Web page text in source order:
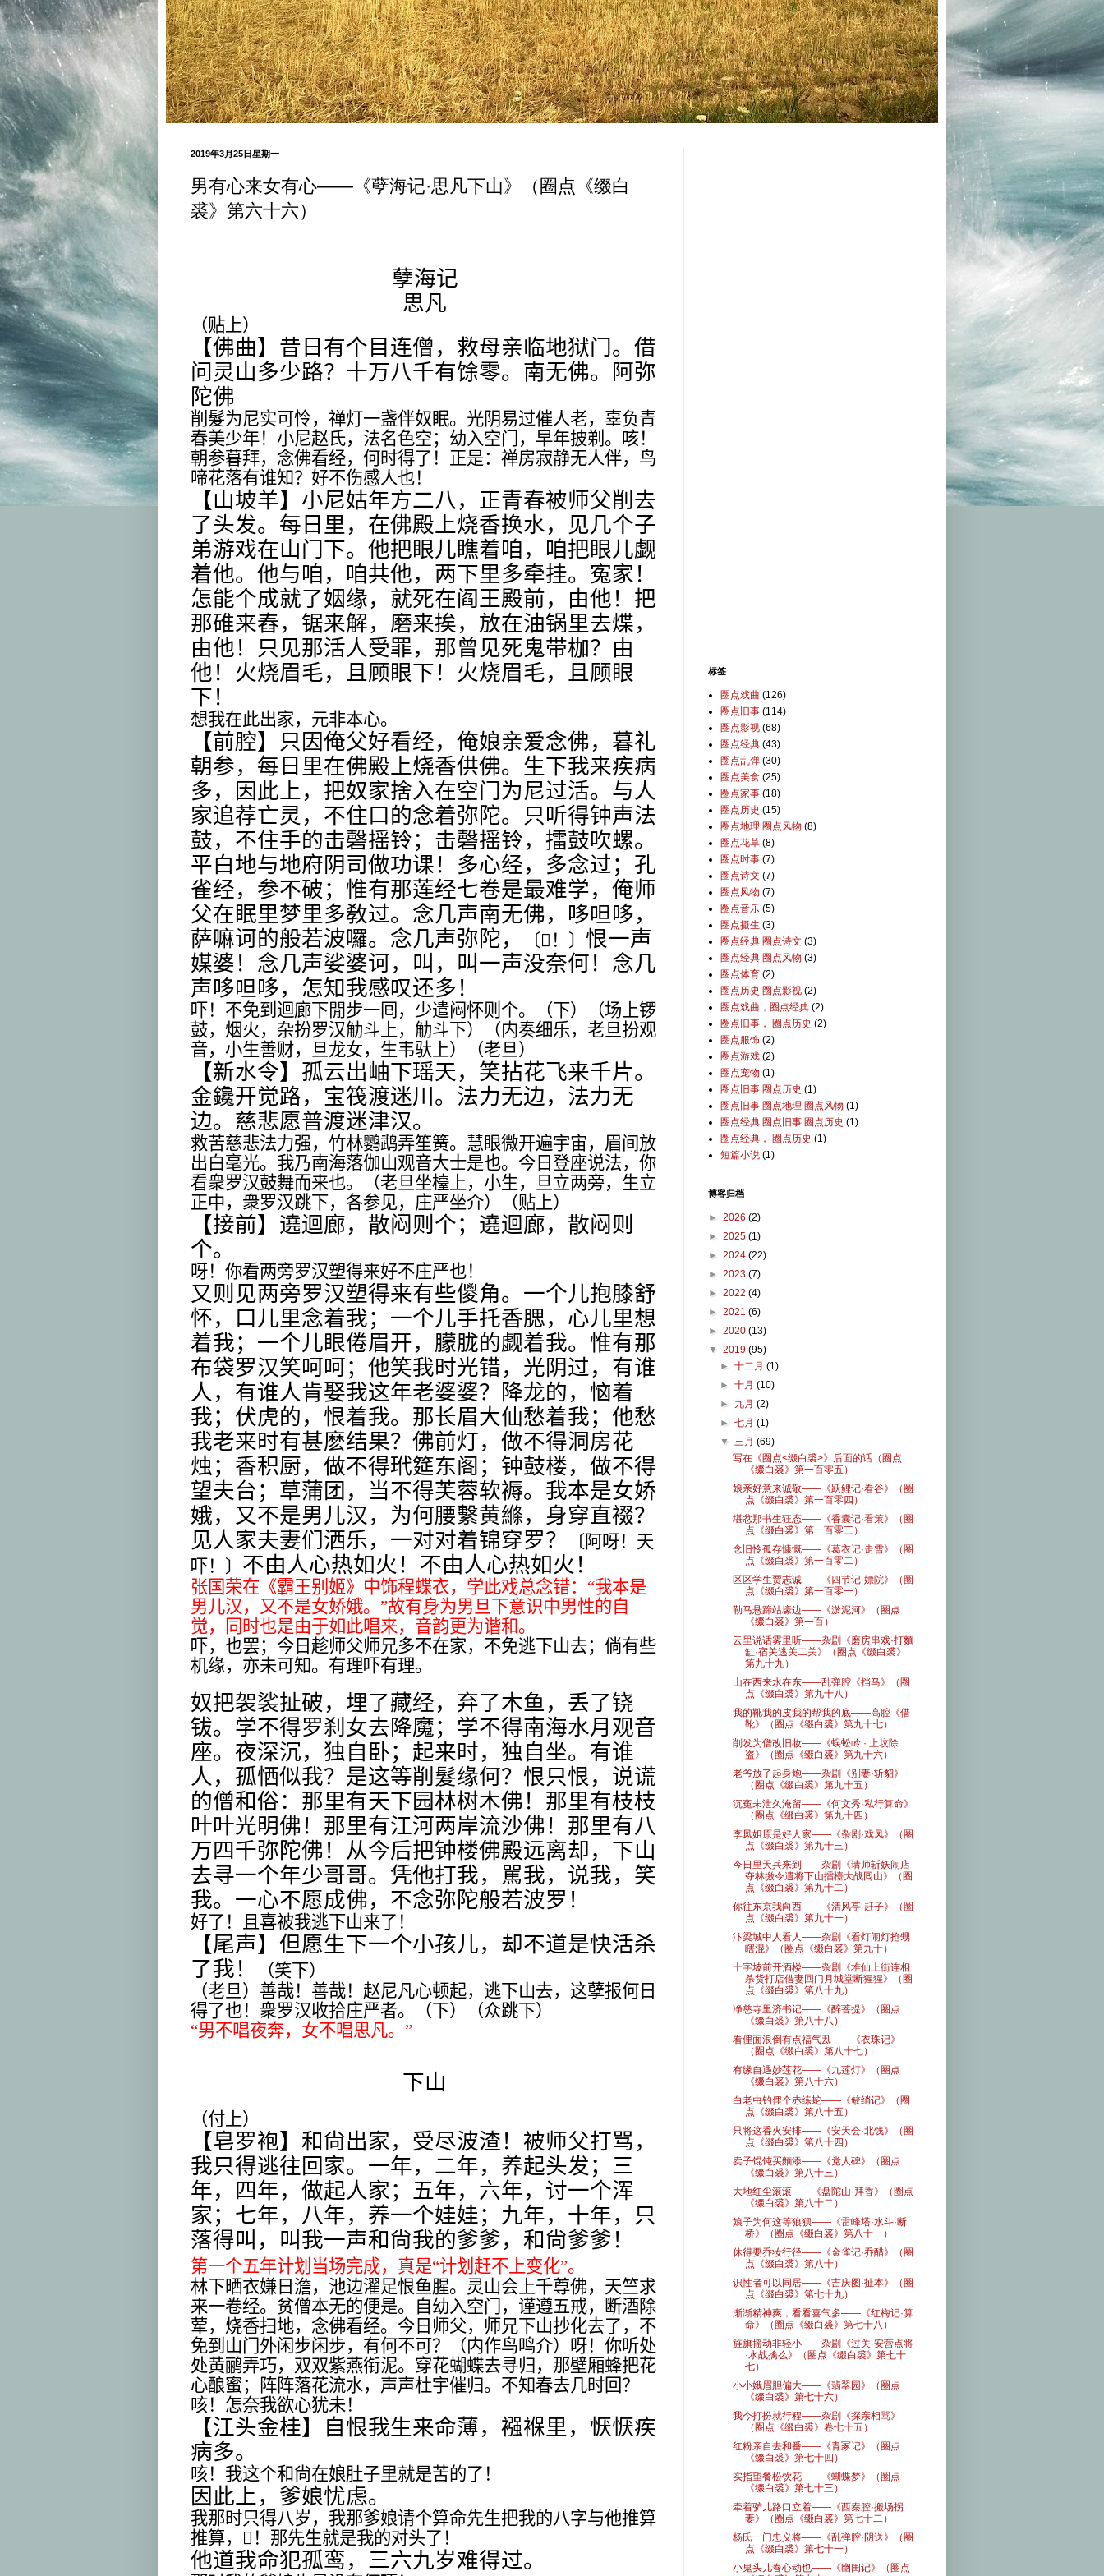
2019年3月25日星期一
男有心来女有心——《孽海记·思凡下山》（圈点《缀白
裘》第六十六）
孽海记
思凡
（贴上）
【佛曲】昔日有个目连僧，救母亲临地狱门。借
问灵山多少路？十万八千有馀零。南无佛。阿弥
陀佛
削髮为尼实可怜，禅灯一盏伴奴眠。光阴易过催人老，辜负青
春美少年！小尼赵氏，法名色空；幼入空门，早年披剃。咳！
朝参暮拜，念佛看经，何时得了！正是：禅房寂静无人伴，鸟
啼花落有谁知？好不伤感人也！
【山坡羊】小尼姑年方二八，正青春被师父削去
了头发。每日里，在佛殿上烧香换水，见几个子
弟游戏在山门下。他把眼儿瞧着咱，咱把眼儿觑
着他。他与咱，咱共他，两下里多牵挂。寃家！
怎能个成就了姻缘，就死在阎王殿前，由他！把
那碓来舂，锯来解，磨来挨，放在油锅里去煠，
由他！只见那活人受罪，那曾见死鬼带枷？由
他！火烧眉毛，且顾眼下！火烧眉毛，且顾眼
下！
想我在此出家，元非本心。
【前腔】只因俺父好看经，俺娘亲爱念佛，暮礼
朝参，每日里在佛殿上烧香供佛。生下我来疾病
多，因此上，把奴家捨入在空门为尼过活。与人
家追荐亡灵，不住口的念着弥陀。只听得钟声法
鼓，不住手的击磬摇铃；击磬摇铃，擂鼓吹螺。
平白地与地府阴司做功课！多心经，多念过；孔
雀经，参不破；惟有那莲经七卷是最难学，俺师
父在眠里梦里多敎过。念几声南无佛，哆呾哆，
萨嘛诃的般若波囉。念几声弥陀，
〔𠲔 ！〕 恨一声
媒婆！念几声娑婆诃，叫，叫一声没奈何！念几
声哆呾哆，怎知我感叹还多！
吓！不免到迴廊下閒步一囘，少遣闷怀则个。（下）（场上锣
鼓，烟火，杂扮罗汉觔斗上，觔斗下）（内奏细乐，老旦扮观
音，小生善财，旦龙女，生韦驮上）（老旦）
【新水令】孤云出岫下瑶天，笑拈花飞来千片。
金鑱开觉路，宝筏渡迷川。法力无边，法力无
边。慈悲愿普渡迷津汉。
救苦慈悲法力强，竹林鹦鹉弄笙簧。慧眼微开遍宇宙，眉间放
出白毫光。我乃南海落伽山观音大士是也。今日登座说法，你
看衆罗汉鼓舞而来也。（老旦坐檯上，小生，旦立两旁，生立
正中，衆罗汉跳下，各参见，庄严坐介）（贴上）
【接前】遶迴廊，散闷则个；遶迴廊，散闷则
个。
呀！你看两旁罗汉塑得来好不庄严也！
又则见两旁罗汉塑得来有些儍角。一个儿抱膝舒
怀，口儿里念着我；一个儿手托香腮，心儿里想
着我；一个儿眼倦眉开，朦胧的觑着我。惟有那
布袋罗汉笑呵呵；他笑我时光错，光阴过，有谁
人，有谁人肯娶我这年老婆婆？降龙的，恼着
我；伏虎的，恨着我。那长眉大仙愁着我；他愁
我老来时有甚麽结果？佛前灯，做不得洞房花
烛；香积厨，做不得玳筵东阁；钟鼓楼，做不得
望夫台；草蒲团，当不得芙蓉软褥。我本是女娇
娥，又不是男儿汉，为何腰繫黄縧，身穿直裰？
见人家夫妻们洒乐，一对对着锦穿罗？
〔阿呀！天
吓！〕 不由人心热如火！不由人心热如火！
张国荣在《霸王别姬》中饰程蝶衣，学此戏总念错：“我本是
男儿汉，又不是女娇娥。”故有身为男旦下意识中男性的自
觉，同时也是由于如此唱来，音韵更为谐和。
吓，也罢；今日趁师父师兄多不在家，不免逃下山去；倘有些
机缘，亦未可知。有理吓有理。
奴把袈裟扯破，埋了藏经，弃了木鱼，丢了铙
钹。学不得罗刹女去降魔；学不得南海水月观音
座。夜深沉，独自卧；起来时，独自坐。有谁
人，孤恓似我？是这等削髮缘何？恨只恨，说谎
的僧和俗：那里有天下园林树木佛！那里有枝枝
叶叶光明佛！那里有江河两岸流沙佛！那里有八
万四千弥陀佛！从今后把钟楼佛殿远离却，下山
去寻一个年少哥哥。凭他打我，駡我，说我，笑
我。一心不愿成佛，不念弥陀般若波罗！
好了！且喜被我逃下山来了！
【尾声】但愿生下一个小孩儿，却不道是快活杀
了我！
（笑下）
（老旦）善哉！善哉！赵尼凡心顿起，逃下山去，这孽报何日
得了也！衆罗汉收拾庄严者。（下）（众跳下）
“男不唱夜奔，女不唱思凡。”
下山
（付上）
【皂罗袍】和尙出家，受尽波渣！被师父打骂，
我只得逃往回家。一年，二年，养起头发；三
年，四年，做起人家；五年，六年，讨一个浑
家；七年，八年，养一个娃娃；九年，十年，只
落得叫，叫我一声和尙我的爹爹，和尙爹爹！
第一个五年计划当场完成，真是“计划赶不上变化”。
林下晒衣嫌日澹，池边濯足恨鱼腥。灵山会上千尊佛，天竺求
来一卷经。贫僧本无的便是。自幼入空门，谨遵五戒，断酒除
荤，烧香扫地，念佛看经。今日师父，师兄下山抄化去了，不
免到山门外闲步闲步，有何不可？（内作鸟鸣介）呀！你听处
处黄鹂弄巧，双双紫燕衔泥。穿花蝴蝶去寻归，那壁厢蜂把花
心酿蜜；阵阵落花流水，声声杜宇催归。不知春去几时回？
咳！怎奈我欲心犹未！
【江头金桂】自恨我生来命薄，襁褓里，恹恹疾
病多。
咳！我这个和尙在娘肚子里就是苦的了！
因此上，爹娘忧虑。
我那时只得八岁，我那爹娘请个算命先生把我的八字与他推算
推算， 𠲔 ！那先生就是我的对头了！
他道我命犯孤鸾，三六九岁难得过。
标签
圈点戏曲 (126)
圈点旧事 (114)
圈点影视 (68)
圈点经典 (43)
圈点乱弹 (30)
圈点美食 (25)
圈点家事 (18)
圈点历史 (15)
圈点地理 圈点风物 (8)
圈点花草 (8)
圈点时事 (7)
圈点诗文 (7)
圈点风物 (7)
圈点音乐 (5)
圈点摄生 (3)
圈点经典 圈点诗文 (3)
圈点经典 圈点风物 (3)
圈点体育 (2)
圈点历史 圈点影视 (2)
圈点戏曲，圈点经典 (2)
圈点旧事， 圈点历史 (2)
圈点服饰 (2)
圈点游戏 (2)
圈点宠物 (1)
圈点旧事 圈点历史 (1)
圈点旧事 圈点地理 圈点风物 (1)
圈点经典 圈点旧事 圈点历史 (1)
圈点经典， 圈点历史 (1)
短篇小说 (1)
博客归档
► 2026 (2)
► 2025 (1)
► 2024 (22)
► 2023 (7)
► 2022 (4)
► 2021 (6)
► 2020 (13)
▼ 2019 (95)
►十二月(1)
►十月(10)
► 九月(2)
►七月(1)
▼三月(69)
写在《圈点<缀白裘>》后面的话（圈点
《缀白裘》第一百零五）
娘亲好意来诚敬——《跃鲤记·看谷》（圈
点《缀白裘》第一百零四）
堪忿那书生狂态——《香囊记·看策》（圈
点《缀白裘》第一百零三）
念旧怜孤存慷慨——《葛衣记·走雪》（圈
点《缀白裘》第一百零二）
区区学生贾志诚——《四节记·嫖院》（圈
点《缀白裘》第一百零一）
勒马悬蹄站壕边——《淤泥河》（圈点
《缀白裘》第一百）
云里说话雾里听——杂剧《磨房串戏·打麵
缸·宿关逃关二关》（圈点《缀白裘》
第九十九）
山在西来水在东——乱弹腔《挡马》（圈
点《缀白裘》第九十八）
我的靴我的皮我的帮我的底——高腔《借
靴》（圈点《缀白裘》第九十七）
削发为僧改旧妆——《蜈蚣岭 · 上坟除
盗》（圈点《缀白裘》第九十六）
老爷放了起身炮——杂剧《别妻·斩貂》
（圈点《缀白裘》第九十五）
沉寃未泄久淹留——《何文秀·私行算命》
（圈点《缀白裘》第九十四）
李凤姐原是好人家——《杂剧·戏凤》（圈
点《缀白裘》第九十三）
今日里天兵来到——杂剧《请师斩妖闹店
夺林缴令遣将下山擂檯大战囘山》（圈
点《缀白裘》第九十二）
你往东京我向西——《清风亭·赶子》（圈
点《缀白裘》第九十一）
汴梁城中人看人——杂剧《看灯闹灯抢甥
瞎混》（圈点《缀白裘》第九十）
十字坡前开酒楼——杂剧《堆仙上街连相
杀货打店借妻回门月城堂断猩猩》（圈
点《缀白裘》第八十九）
净慈寺里济书记——《醉菩提》（圈点
《缀白裘》第八十八）
看俚面浪倒有点福气厾——《衣珠记》
（圈点《缀白裘》第八十七）
有缘自遇妙莲花——《九莲灯》（圈点
《缀白裘》第八十六）
白老虫钓俚个赤练蛇——《鲛绡记》（圈
点《缀白裘》第八十五）
只将这香火安排——《安天会·北饯》（圈
点《缀白裘》第八十四）
卖子馄饨买麵添——《党人碑》（圈点
《缀白裘》第八十三）
大地红尘滚滚——《盘陀山·拜香》（圈点
《缀白裘》第八十二）
娘子为何这等狼狈——《雷峰塔·水斗·断
桥》（圈点《缀白裘》第八十一）
休得要乔妆行径——《金雀记·乔醋》（圈
点《缀白裘》第八十）
识性者可以同居——《吉庆图·扯本》（圈
点《缀白裘》第七十九）
渐渐精神爽，看看喜气多——《红梅记·算
命》（圈点《缀白裘》第七十八）
旌旗摇动非轻小——杂剧《过关·安营点将
·水战擒么》（圈点《缀白裘》第七十
七）
小小娥眉胆偏大——《翡翠园》（圈点
《缀白裘》第七十六）
我今打扮就行程——杂剧《探亲相骂》
（圈点《缀白裘》卷七十五）
红粉亲自去和番——《青冢记》（圈点
《缀白裘》第七十四）
实指望餐松饮花——《蝴蝶梦》（圈点
《缀白裘》第七十三）
牵着驴儿路口立着——《西秦腔·搬场拐
妻》（圈点《缀白裘》第七十二）
杨氏一门忠义将——《乱弹腔·阴送》（圈
点《缀白裘》第七十一）
小鬼头儿春心动也——《幽闺记》（圈点